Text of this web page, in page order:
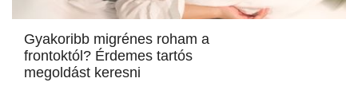
Gyakoribb migrénes roham a
frontoktól? Érdemes tartós
megoldást keresni